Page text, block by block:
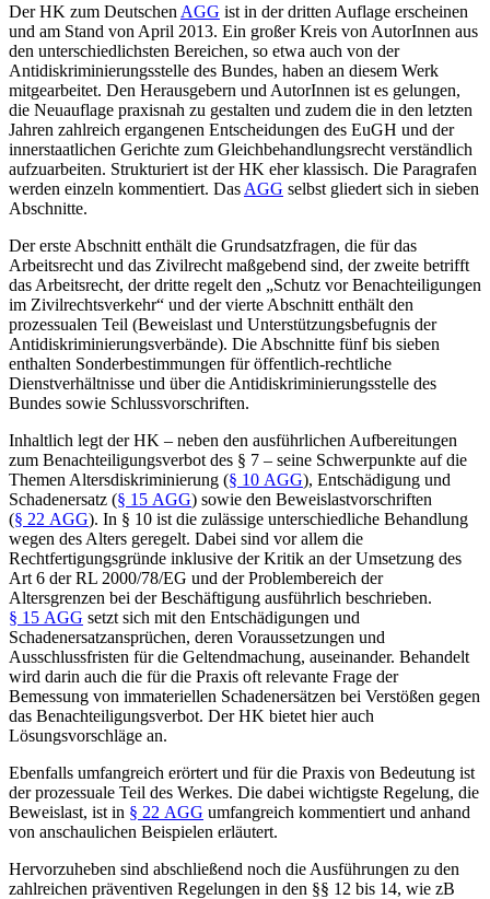
Der HK zum Deutschen AGG ist in der dritten Auflage erscheinen
und am Stand von April 2013. Ein großer Kreis von AutorInnen aus
den unterschiedlichsten Bereichen, so etwa auch von der
Antidiskriminierungsstelle des Bundes, haben an diesem Werk
mitgearbeitet. Den Herausgebern und AutorInnen ist es gelungen,
die Neuauflage praxisnah zu gestalten und zudem die in den letzten
Jahren zahlreich ergangenen Entscheidungen des EuGH und der
innerstaatlichen Gerichte zum Gleichbehandlungsrecht verständlich
aufzuarbeiten. Strukturiert ist der HK eher klassisch. Die Paragrafen
werden einzeln kommentiert. Das AGG selbst gliedert sich in sieben
Abschnitte.
Der erste Abschnitt enthält die Grundsatzfragen, die für das
Arbeitsrecht und das Zivilrecht maßgebend sind, der zweite betrifft
das Arbeitsrecht, der dritte regelt den „Schutz vor Benachteiligungen
im Zivilrechtsverkehr“ und der vierte Abschnitt enthält den
prozessualen Teil (Beweislast und Unterstützungsbefugnis der
Antidiskriminierungsverbände). Die Abschnitte fünf bis sieben
enthalten Sonderbestimmungen für öffentlich-rechtliche
Dienstverhältnisse und über die Antidiskriminierungsstelle des
Bundes sowie Schlussvorschriften.
Inhaltlich legt der HK – neben den ausführlichen Aufbereitungen
zum Benachteiligungsverbot des § 7 – seine Schwerpunkte auf die
Themen Altersdiskriminierung (§ 10 AGG), Entschädigung und
Schadenersatz (§ 15 AGG) sowie den Beweislastvorschriften
(§ 22 AGG). In § 10 ist die zulässige unterschiedliche Behandlung
wegen des Alters geregelt. Dabei sind vor allem die
Rechtfertigungsgründe inklusive der Kritik an der Umsetzung des
Art 6 der RL 2000/78/EG und der Problembereich der
Altersgrenzen bei der Beschäftigung ausführlich beschrieben.
§ 15 AGG setzt sich mit den Entschädigungen und
Schadenersatzansprüchen, deren Voraussetzungen und
Ausschlussfristen für die Geltendmachung, auseinander. Behandelt
wird darin auch die für die Praxis oft relevante Frage der
Bemessung von immateriellen Schadenersätzen bei Verstößen gegen
das Benachteiligungsverbot. Der HK bietet hier auch
Lösungsvorschläge an.
Ebenfalls umfangreich erörtert und für die Praxis von Bedeutung ist
der prozessuale Teil des Werkes. Die dabei wichtigste Regelung, die
Beweislast, ist in § 22 AGG umfangreich kommentiert und anhand
von anschaulichen Beispielen erläutert.
Hervorzuheben sind abschließend noch die Ausführungen zu den
zahlreichen präventiven Regelungen in den §§ 12 bis 14, wie zB